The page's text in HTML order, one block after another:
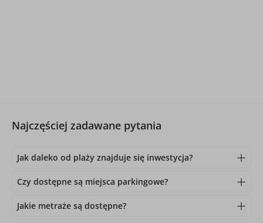
Najczęściej zadawane pytania
Jak daleko od plaży znajduje się inwestycja?
Czy dostępne są miejsca parkingowe?
Jakie metraże są dostępne?